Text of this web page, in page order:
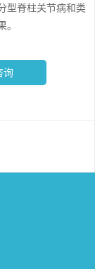
型脊柱关节病和类
。
询